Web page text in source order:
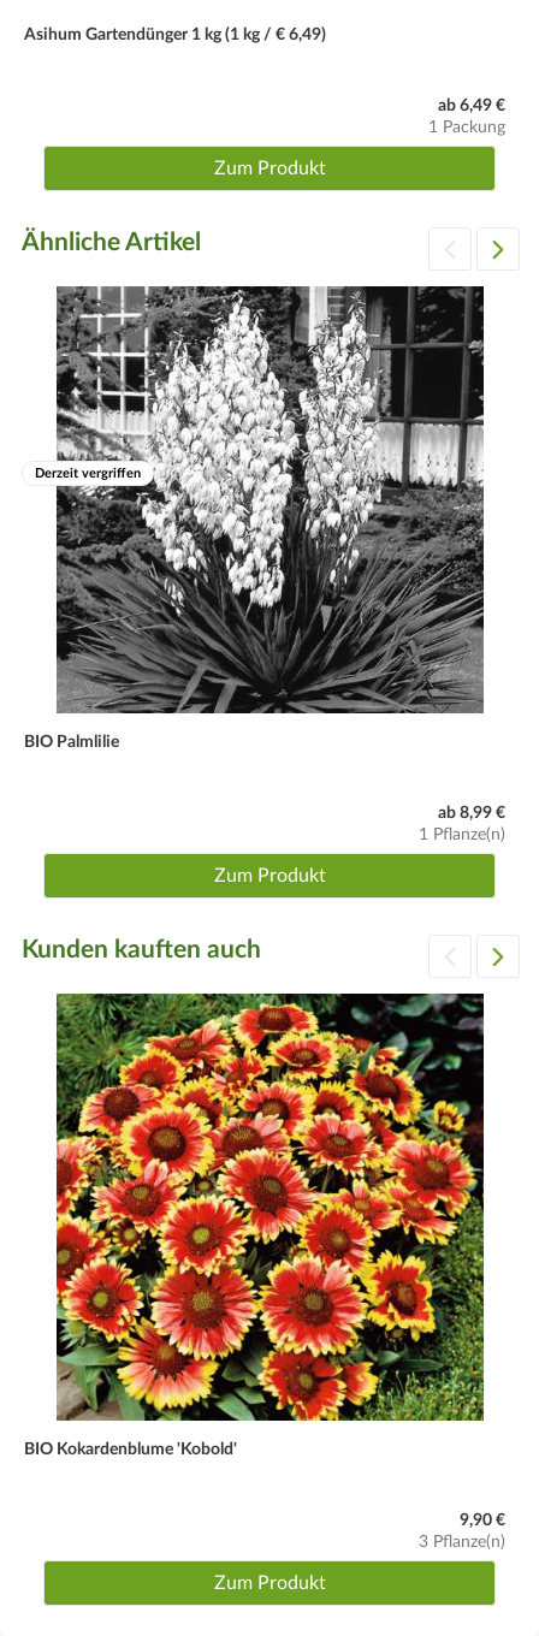
Winterhart, Winterschutz aus Tannenreisig geben.
Asihum Gartendünger 1 kg (1 kg / € 6,49)
ab 6,49 €
1 Packung
Zum Produkt
Ähnliche Artikel
Derzeit vergriffen
BIO Palmlilie
ab 8,99 €
1 Pflanze(n)
Zum Produkt
Kunden kauften auch
BIO Kokardenblume 'Kobold'
9,90 €
3 Pflanze(n)
Zum Produkt